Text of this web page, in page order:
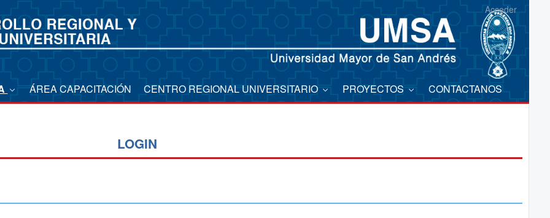
Acceder
ÁREA CAPACITACIÓN CENTRO REGIONAL UNIVERSITARIO PROYECTOS CONTACTANOS
LOGIN